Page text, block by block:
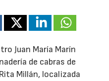
Juan María Marín
de cabras de
Millán, localizada